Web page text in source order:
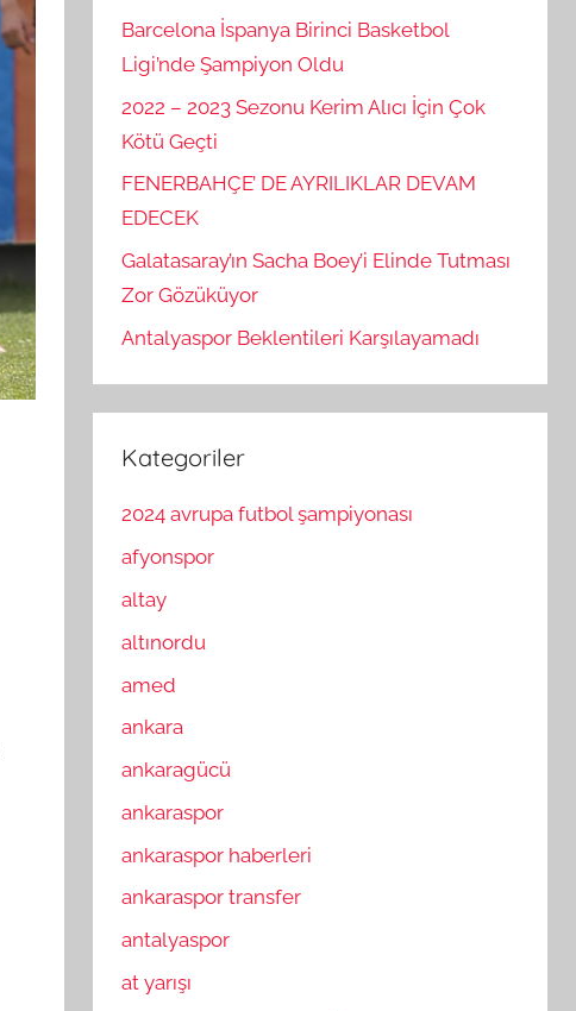
Barcelona İspanya Birinci Basketbol
Ligi’nde Şampiyon Oldu
2022 – 2023 Sezonu Kerim Alıcı İçin Çok
Kötü Geçti
FENERBAHÇE’ DE AYRILIKLAR DEVAM
EDECEK
Galatasaray’ın Sacha Boey’i Elinde Tutması
Zor Gözüküyor
Antalyaspor Beklentileri Karşılayamadı
Kategoriler
2024 avrupa futbol şampiyonası
afyonspor
altay
altınordu
amed
ankara
ankaragücü
ankaraspor
ankaraspor haberleri
ankaraspor transfer
antalyaspor
at yarışı